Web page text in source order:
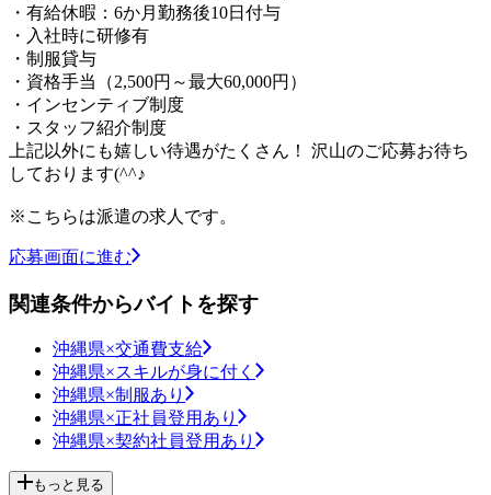
・有給休暇：6か月勤務後10日付与
・入社時に研修有
・制服貸与
・資格手当（2,500円～最大60,000円）
・インセンティブ制度
・スタッフ紹介制度
上記以外にも嬉しい待遇がたくさん！ 沢山のご応募お待ち
しております(^^♪
※こちらは派遣の求人です。
応募画面に進む
関連条件からバイトを探す
沖縄県×交通費支給
沖縄県×スキルが身に付く
沖縄県×制服あり
沖縄県×正社員登用あり
沖縄県×契約社員登用あり
もっと見る